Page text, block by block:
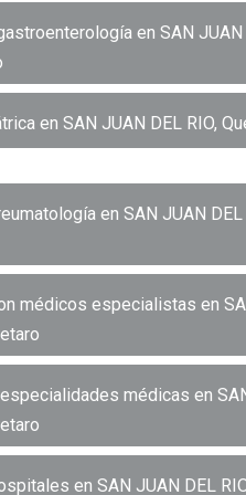
en SAN JUAN
en SAN JUAN DEL RIO,
en SAN JUAN DEL
médicos especialistas en
médicas en
en SAN JUAN DEL